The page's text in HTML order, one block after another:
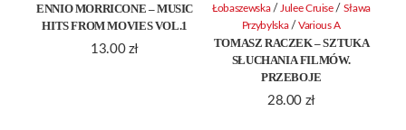
ENNIO MORRICONE – MUSIC
HITS FROM MOVIES VOL.1
13.00 zł
TOMASZ RACZEK – SZTUKA
SŁUCHANIA FILMÓW.
PRZEBOJE
28.00 zł
Łobaszewska / Julee Cruise / Sława
Przybylska /Various A